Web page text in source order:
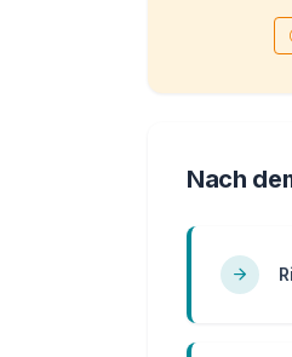
Nach